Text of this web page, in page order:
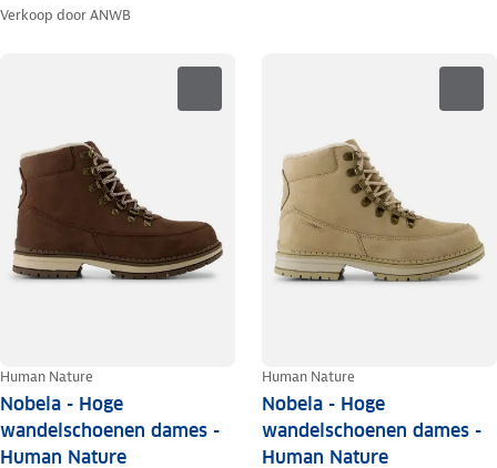
Verkoop doorANWB
Human Nature
Nobela - Hoge
wandelschoenen dames -
Human Nature
Human Nature
Nobela - Hoge
wandelschoenen dames -
Human Nature